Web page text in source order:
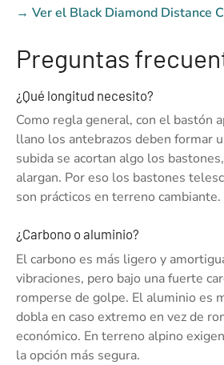
→ Ver el Black Diamond Distance
Preguntas
¿Qué longitud necesito?
Como regla general, con el bastón
llano los antebrazos deben formar
subida se acortan algo los
alargan. Por eso los bastones
son prácticos en terreno cambiante.
¿Carbono o aluminio?
El carbono es más ligero y
vibraciones, pero bajo una fuerte
romperse de golpe. El aluminio es
dobla en caso extremo en vez de
económico. En terreno alpino
la opción más segura.